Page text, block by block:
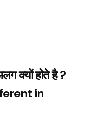
क्यों होते है ?
in